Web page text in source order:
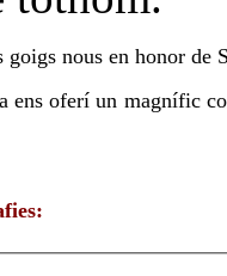
nous en honor de
ens oferí un magnífic